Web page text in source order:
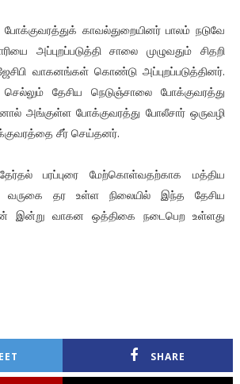
காவல்துறையினர் பாலம் நடுவே
அப்புறப்படுத்தி சாலை முழுவதும் சிதறி
வாகனங்கள் கொண்டு அப்புறப்படுத்தினர்.
தேசிய நெடுஞ்சாலை போக்குவரத்து
அங்குள்ள போக்குவரத்து போலீசார் ஒருவழி
சீர் செய்தனர்.
பரப்புரை மேற்கொள்வதற்காக மத்திய
தர உள்ள நிலையில் இந்த தேசிய
இன்று வாகன ஒத்திகை நடைபெற உள்ளது
SHARE